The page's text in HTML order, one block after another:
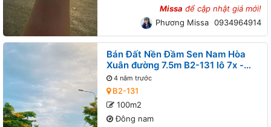
Missa để cập nhật giá mới!
Phương Missa 0934964914
Bán Đất Nền Đầm Sen Nam Hòa
Xuân đường 7.5m B2-131 lô 7x -
Gần đường Nguyễn Phước Lan
4 năm trước
B2-131
100m2
Đông nam